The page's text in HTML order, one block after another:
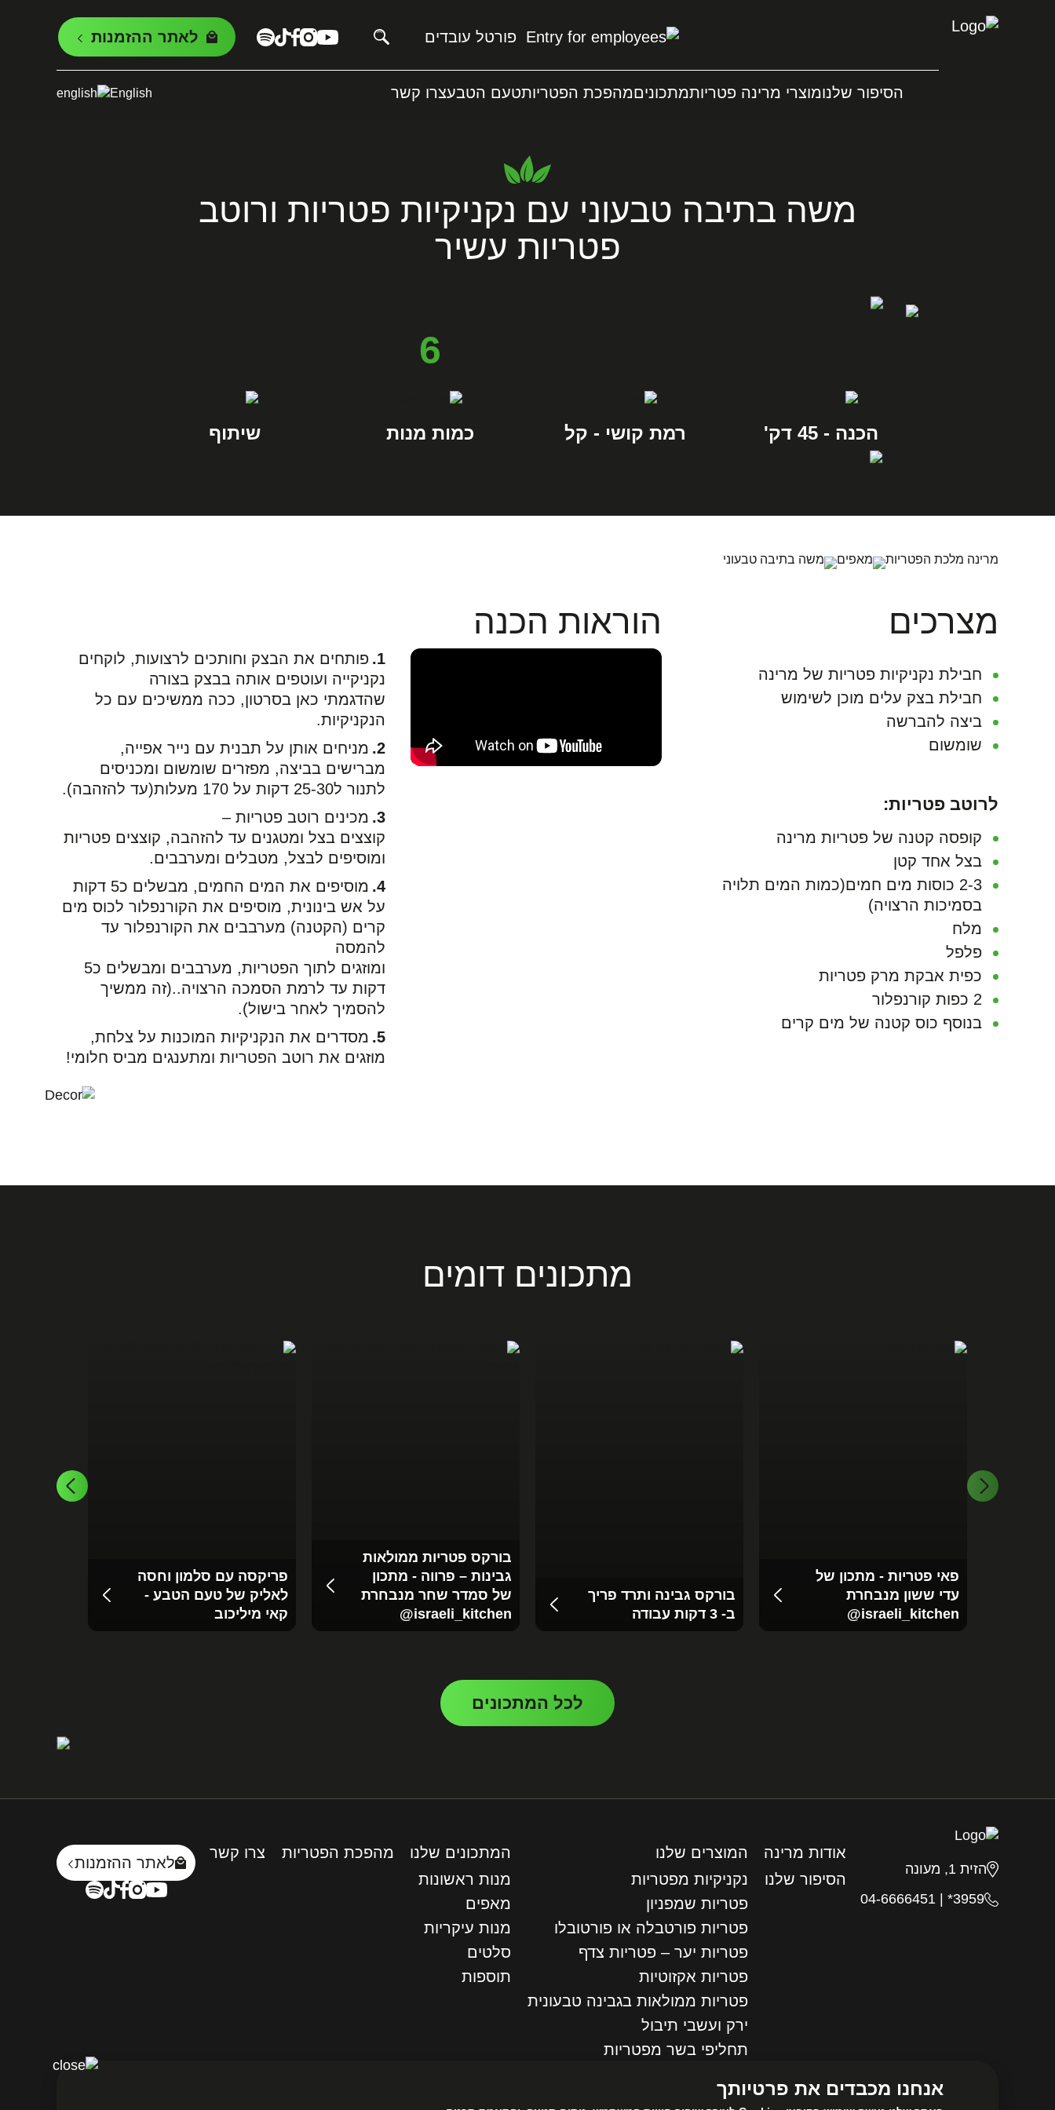
פורטל עובדים לאתר ההזמנות
הסיפור שלנומוצרי מרינה פטריותמתכוניםמהפכת הפטריותטעם הטבעצרו קשר English
משה בתיבה טבעוני עם נקניקיות פטריות ורוטב
פטריות עשיר
הכנה - 45 דק' רמת קושי - קל
6
כמות מנות שיתוף
מרינה מלכת הפטריות מאפים משה בתיבה טבעוני
מצרכים
חבילת נקניקיות פטריות של מרינה
חבילת בצק עלים מוכן לשימוש
ביצה להברשה
שומשום
לרוטב פטריות:
קופסה קטנה של פטריות מרינה
בצל אחד קטן
2-3 כוסות מים חמים(כמות המים תלויה
בסמיכות הרצויה)
מלח
פלפל
כפית אבקת מרק פטריות
2 כפות קורנפלור
בנוסף כוס קטנה של מים קרים
הוראות הכנה
פותחים את הבצק וחותכים לרצועות, לוקחים
נקניקייה ועוטפים אותה בבצק בצורה
שהדגמתי כאן בסרטון, ככה ממשיכים עם כל
הנקניקיות.
מניחים אותן על תבנית עם נייר אפייה,
מברישים בביצה, מפזרים שומשום ומכניסים
לתנור ל25-30 דקות על 170 מעלות(עד להזהבה).
מכינים רוטב פטריות –
קוצצים בצל ומטגנים עד להזהבה, קוצצים פטריות
ומוסיפים לבצל, מטבלים ומערבבים.
מוסיפים את המים החמים, מבשלים כ5 דקות
על אש בינונית, מוסיפים את הקורנפלור לכוס מים
קרים (הקטנה) מערבבים את הקורנפלור עד
להמסה
ומוזגים לתוך הפטריות, מערבבים ומבשלים כ5
דקות עד לרמת הסמכה הרצויה..(זה ממשיך
להסמיך לאחר בישול).
מסדרים את הנקניקיות המוכנות על צלחת,
מוזגים את רוטב הפטריות ומתענגים מביס חלומי!
מתכונים דומים
פאי פטריות - מתכון של
עדי ששון מנבחרת
‪@israeli_kitchen‬
בורקס גבינה ותרד פריך
ב- 3 דקות עבודה
בורקס פטריות ממולאות
גבינות – פרווה - מתכון
של סמדר שחר מנבחרת
‪@israeli_kitchen‬
פריקסה עם סלמון וחסה
לאליק של טעם הטבע -
קאי מיליכוב
לכל המתכונים
הזית 1, מעונה
3959*
04-6666451
אודות מרינה
הסיפור שלנו
המוצרים שלנו
נקניקיות מפטריות
פטריות שמפניון
פטריות פורטבלה או פורטובלו
פטריות יער – פטריות צדף
פטריות אקזוטיות
פטריות ממולאות בגבינה טבעונית
ירק ועשבי תיבול
תחליפי בשר מפטריות
נבטים
המתכונים שלנו
מנות ראשונות
מאפים
מנות עיקריות
סלטים
תוספות
מהפכת הפטריות צרו קשר
לאתר ההזמנות
אנחנו מכבדים את פרטיותך